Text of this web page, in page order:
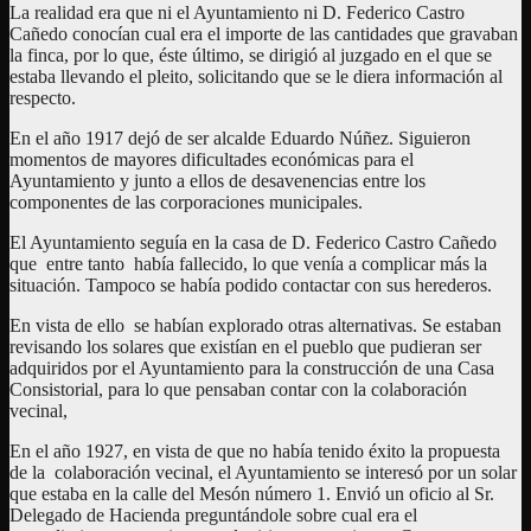
La realidad era que ni el Ayuntamiento ni D. Federico Castro
Cañedo conocían cual era el importe de las cantidades que gravaban
la finca, por lo que, éste último, se dirigió al juzgado en el que se
estaba llevando el pleito, solicitando que se le diera información al
respecto.
En el año 1917 dejó de ser alcalde Eduardo Núñez. Siguieron
momentos de mayores dificultades económicas para el
Ayuntamiento y junto a ellos de desavenencias entre los
componentes de las corporaciones municipales.
El Ayuntamiento seguía en la casa de D. Federico Castro Cañedo
que entre tanto había fallecido, lo que venía a complicar más la
situación. Tampoco se había podido contactar con sus herederos.
En vista de ello se habían explorado otras alternativas. Se estaban
revisando los solares que existían en el pueblo que pudieran ser
adquiridos por el Ayuntamiento para la construcción de una Casa
Consistorial, para lo que pensaban contar con la colaboración
vecinal,
En el año 1927, en vista de que no había tenido éxito la propuesta
de la colaboración vecinal, el Ayuntamiento se interesó por un solar
que estaba en la calle del Mesón número 1. Envió un oficio al Sr.
Delegado de Hacienda preguntándole sobre cual era el